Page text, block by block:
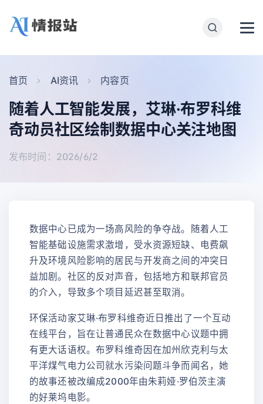
首页 AI资讯 内容页
随着人工智能发展，艾琳·布罗科维
奇动员社区绘制数据中心关注地图
发布时间：2026/6/2
数据中心已成为一场高风险的争夺战。随着人工
智能基础设施需求激增，受水资源短缺、电费飙
升及环境风险影响的居民与开发商之间的冲突日
益加剧。社区的反对声音，包括地方和联邦官员
的介入，导致多个项目延迟甚至取消。
环保活动家艾琳·布罗科维奇近日推出了一个互动
在线平台，旨在让普通民众在数据中心议题中拥
有更大话语权。布罗科维奇因在加州欣克利与太
平洋煤气电力公司就水污染问题斗争而闻名，她
的故事还被改编成2000年由朱莉娅·罗伯茨主演
的好莱坞电影。